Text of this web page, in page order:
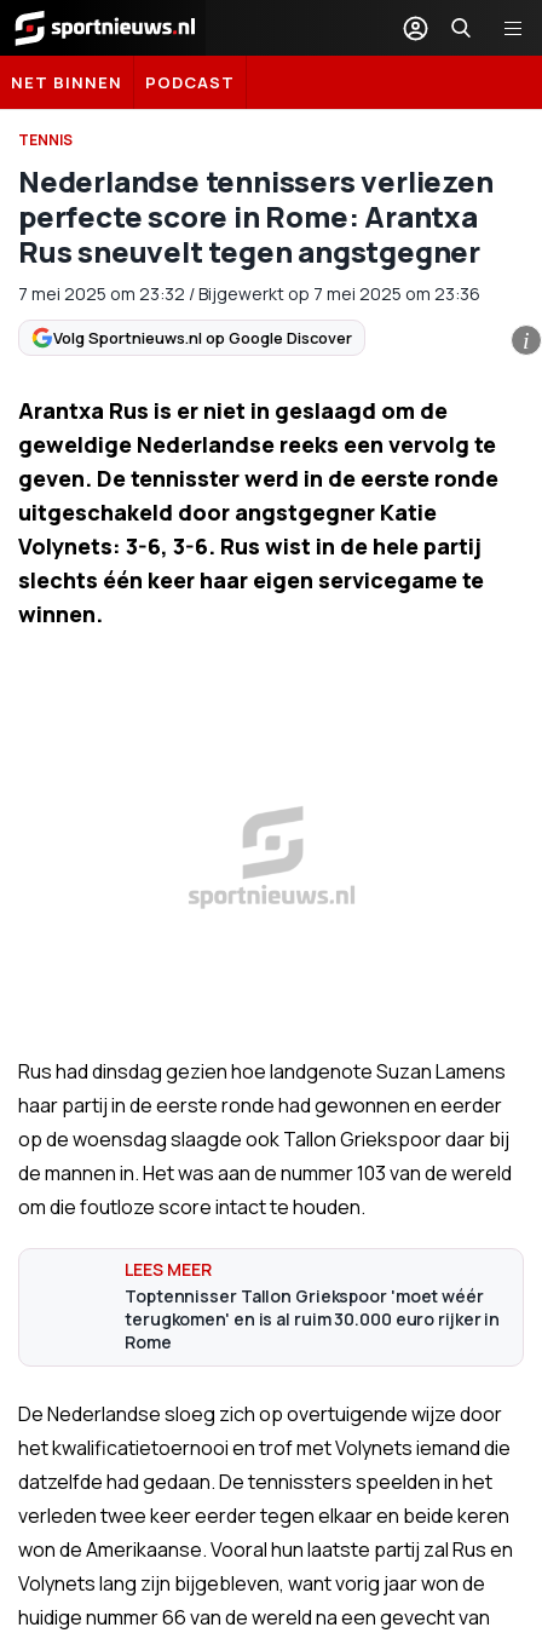
Sportnieuws.nl
NET BINNEN PODCAST
TENNIS
Nederlandse tennissers verliezen
perfecte score in Rome: Arantxa
Rus sneuvelt tegen angstgegner
7 mei 2025 om 23:32 /Bijgewerkt op 7 mei 2025 om 23:36
Volg Sportnieuws.nl op Google Discover i
Arantxa Rus is er niet in geslaagd om de
geweldige Nederlandse reeks een vervolg te
geven. De tennisster werd in de eerste ronde
uitgeschakeld door angstgegner Katie
Volynets: 3-6, 3-6. Rus wist in de hele partij
slechts één keer haar eigen servicegame te
winnen.
Rus had dinsdag gezien hoe landgenote Suzan Lamens
haar partij in de eerste ronde had gewonnen en eerder
op de woensdag slaagde ook Tallon Griekspoor daar bij
de mannen in. Het was aan de nummer 103 van de wereld
om die foutloze score intact te houden.
Toptennisser Tallon Griekspoor 'moet wéér
terugkomen' en is al ruim 30.000 euro rijker in
Rome
De Nederlandse sloeg zich op overtuigende wijze door
het kwalificatietoernooi en trof met Volynets iemand die
datzelfde had gedaan. De tennissters speelden in het
verleden twee keer eerder tegen elkaar en beide keren
won de Amerikaanse. Vooral hun laatste partij zal Rus en
Volynets lang zijn bijgebleven, want vorig jaar won de
huidige nummer 66 van de wereld na een gevecht van